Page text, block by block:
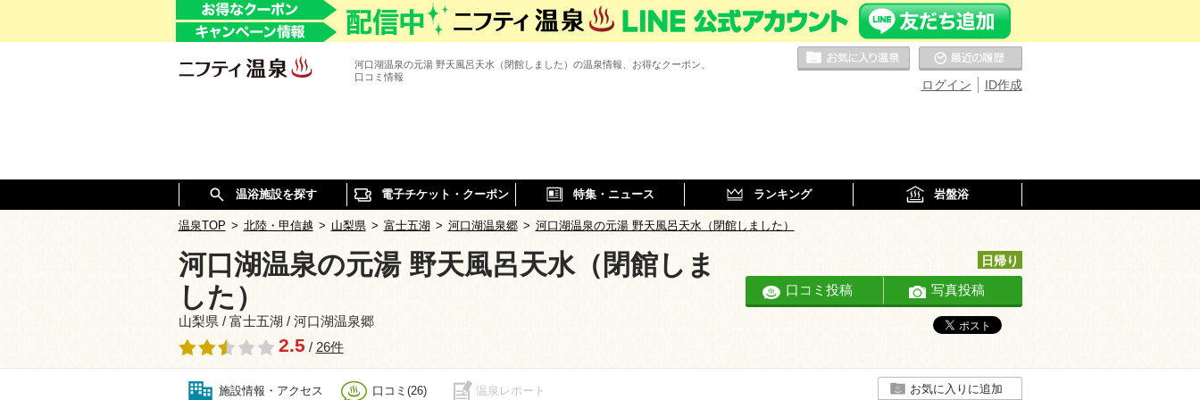
河口湖温泉の元湯 野天風呂天水（閉館しました）の温泉情報、お得なクーポン、
口コミ情報
ID作成
ログイン
お気に入りの温泉
温浴施設を探す 電子チケット・クーポン 特集・ニュース ランキング 岩盤浴
温泉TOP > 北陸・甲信越 > 山梨県 > 富士五湖 > 河口湖温泉郷 > 河口湖温泉の元湯 野天風呂天水（閉館しました）
河口湖温泉の元湯 野天風呂天水（閉館しま
した）
山梨県 / 富士五湖 / 河口湖温泉郷
2.5 / 26件
日帰り
口コミ投稿 写真投稿
施設情報・アクセス 口コミ(26) 温泉レポート お気に入りに追加